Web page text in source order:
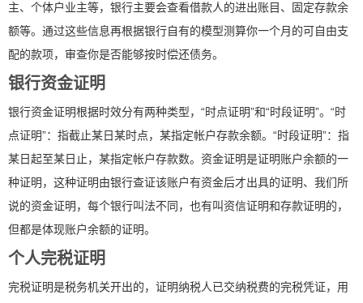
主、个体户业主等，银行主要会查看借款人的进出账目、固定存款余
额等。通过这些信息再根据银行自有的模型测算你一个月的可自由支
配的款项，审查你是否能够按时偿还债务。
银行资金证明
银行资金证明根据时效分有两种类型，“时点证明”和“时段证明”。“时
点证明”：指截止某日某时点，某指定帐户存款余额。“时段证明”：指
某日起至某日止，某指定帐户存款数。资金证明是证明账户余额的一
种证明，这种证明由银行查证该账户有资金后才出具的证明、我们所
说的资金证明，每个银行叫法不同，也有叫资信证明和存款证明的，
但都是体现账户余额的证明。
个人完税证明
完税证明是税务机关开出的，证明纳税人已交纳税费的完税凭证，用